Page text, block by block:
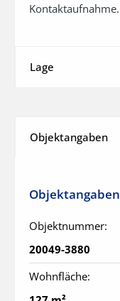
Kontaktaufnahme.
Lage
Objektangaben
Objektangaben
Objektnummer:
20049-3880
Wohnfläche: